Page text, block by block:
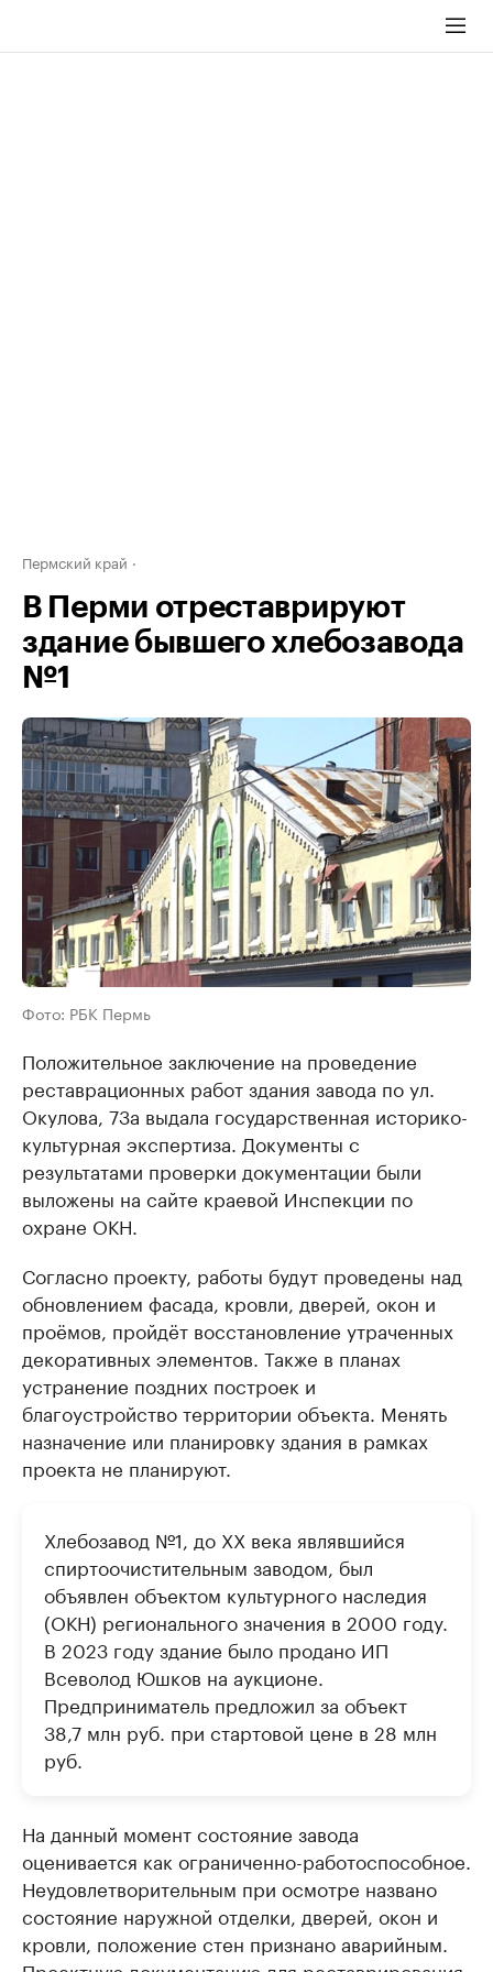
Пермский край
В Перми отреставрируют
здание бывшего хлебозавода
№1
Фото: РБК Пермь
Положительное заключение на проведение
реставрационных работ здания завода по ул.
Окулова, 73а выдала государственная историко-
культурная экспертиза. Документы с
результатами проверки документации были
выложены на сайте краевой Инспекции по
охране ОКН.
Согласно проекту, работы будут проведены над
обновлением фасада, кровли, дверей, окон и
проёмов, пройдёт восстановление утраченных
декоративных элементов. Также в планах
устранение поздних построек и
благоустройство территории объекта. Менять
назначение или планировку здания в рамках
проекта не планируют.
Хлебозавод №1, до XX века являвшийся
спиртоочистительным заводом, был
объявлен объектом культурного наследия
(ОКН) регионального значения в 2000 году.
В 2023 году здание было продано ИП
Всеволод Юшков на аукционе.
Предприниматель предложил за объект
38,7 млн руб. при стартовой цене в 28 млн
руб.
На данный момент состояние завода
оценивается как ограниченно-работоспособное.
Неудовлетворительным при осмотре названо
состояние наружной отделки, дверей, окон и
кровли, положение стен признано аварийным.